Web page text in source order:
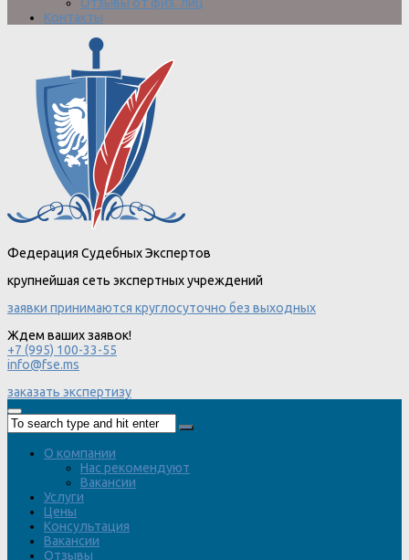
Отзывы от физ. лиц
Контакты
Федерация Судебных Экспертов
крупнейшая сеть экспертных учреждений
заявки принимаются круглосуточно без выходных
Ждем ваших заявок!
+7 (995) 100-33-55
info@fse.ms
заказать экспертизу
О компании
Нас рекомендуют
Вакансии
Услуги
Цены
Консультация
Вакансии
Отзывы